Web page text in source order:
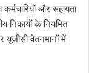
और सहायता
निकायों के नियमित
यूजीसी वेतनमानों में